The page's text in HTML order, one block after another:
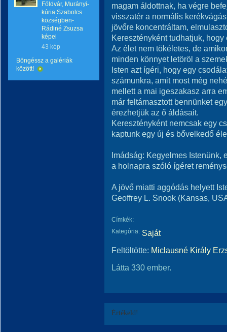
Földvár, Murányi-
kúria Szabolcs
községben-
Rádiné Zsuzsa
képei
43 kép
Böngéssz a galériák
között!
magam áldottnak, ha végre
visszatér a normális
jövőre koncentráltam,
Keresztényként tudhatjuk,
Az élet nem tökéletes, de
minden könnyet letöröl a
Isten azt ígéri, hogy egy
számunkra, amit most még
mellett a mai igeszakasz arra
már feltámasztott bennünket
érezhetjük az ő áldásait.
Keresztényként nemcsak egy
kaptunk egy új és bővelkedő
Imádság: Kegyelmes Istenünk,
a holnapra szóló ígéret
A jövő miatti aggódás helyett
Geoffrey L. Snook (Kansas,
Címkék:
Kategória: Saját
Feltöltötte: Miclausné Király
Látta 330 ember.
Értékeld!